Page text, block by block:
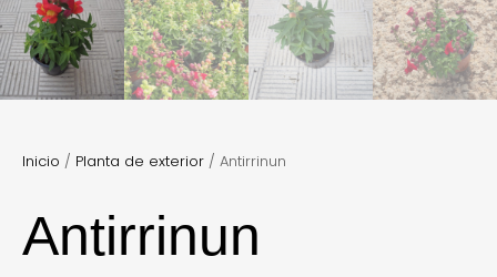
Inicio / Planta de exterior / Antirrinun
Antirrinun